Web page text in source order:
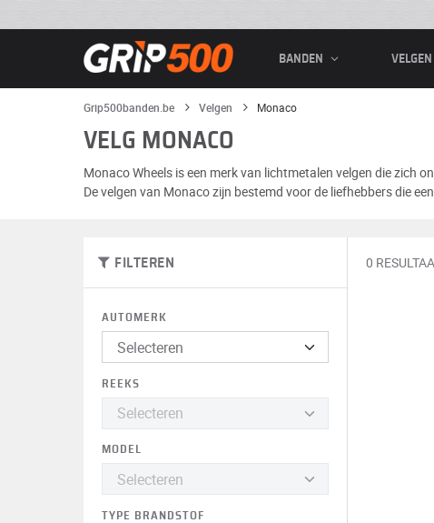
BANDEN VELGEN
Grip500banden.be Velgen Monaco
VELG MONACO
Monaco Wheels is een merk van lichtmetalen velgen die zich
De velgen van Monaco zijn bestemd voor de liefhebbers die
FILTEREN
AUTOMERK
REEKS
MODEL
TYPE BRANDSTOF
0